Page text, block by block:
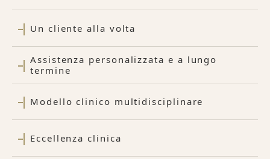
Un cliente alla volta
Assistenza personalizzata e a lungo
termine
Modello clinico multidisciplinare
Eccellenza clinica